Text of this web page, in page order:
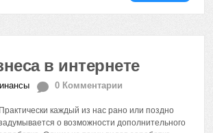
в интернете
0 Комментарии
Практически каждый из нас рано или поздно
о возможности дополнительного